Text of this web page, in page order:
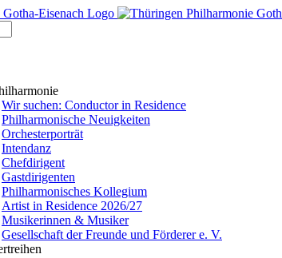
Wir suchen: Conductor in Residence
Philharmonische Neuigkeiten
Orchesterporträt
Intendanz
Chefdirigent
Gastdirigenten
Philharmonisches Kollegium
Artist in Residence 2026/27
Musikerinnen & Musiker
Gesellschaft der Freunde und Förderer e. V.